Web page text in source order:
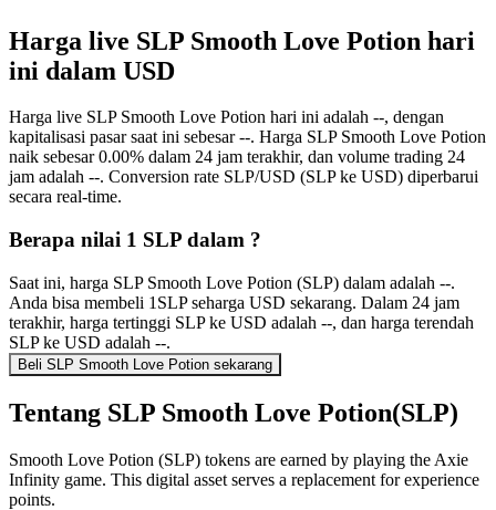
Harga live SLP Smooth Love Potion hari
ini dalam USD
Harga live SLP Smooth Love Potion hari ini adalah --, dengan
kapitalisasi pasar saat ini sebesar --. Harga SLP Smooth Love Potion
naik sebesar 0.00% dalam 24 jam terakhir, dan volume trading 24
jam adalah --. Conversion rate SLP/USD (SLP ke USD) diperbarui
secara real-time.
Berapa nilai 1 SLP dalam ?
Saat ini, harga SLP Smooth Love Potion (SLP) dalam adalah --.
Anda bisa membeli 1SLP seharga USD sekarang. Dalam 24 jam
terakhir, harga tertinggi SLP ke USD adalah --, dan harga terendah
SLP ke USD adalah --.
Beli SLP Smooth Love Potion sekarang
Tentang SLP Smooth Love Potion(SLP)
Smooth Love Potion (SLP) tokens are earned by playing the Axie
Infinity game. This digital asset serves a replacement for experience
points.